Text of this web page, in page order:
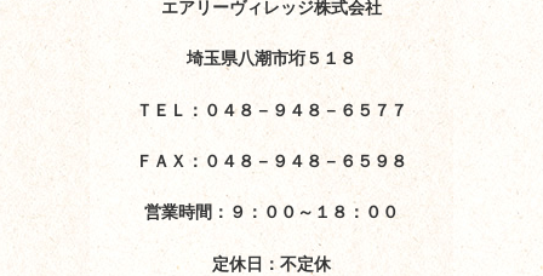
エアリーヴィレッジ株式会社
埼玉県八潮市垳５１８
ＴＥＬ：０４８－９４８－６５７７
ＦＡＸ：０４８－９４８－６５９８
営業時間：９：００～１８：００
定休日：不定休